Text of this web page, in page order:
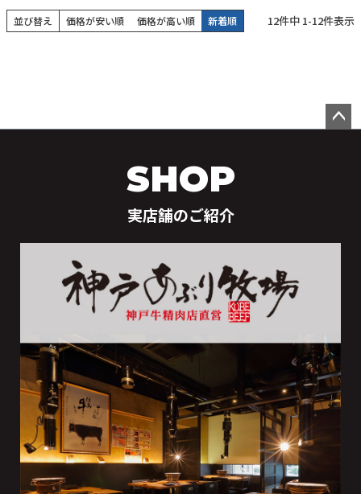
並び替え 価格が安い順 価格が高い順 新着順 12件中 1-12件表示
SHOP
実店舗のご紹介